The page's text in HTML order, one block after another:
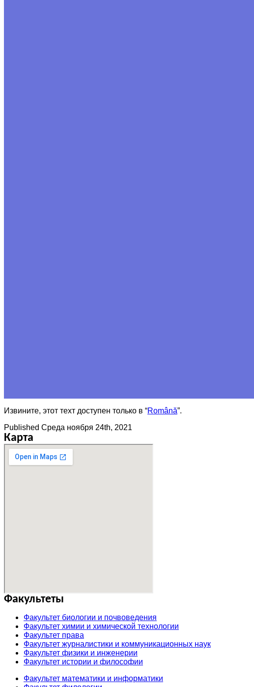
Извините, этот техт доступен только в “Română”.
Published Среда ноября 24th, 2021
Карта
Факультеты
Факультет биологии и почвоведения
Факультет химии и химической технологии
Факультет права
Факультет журналистики и коммуникационных наук
Факультет физики и инженерии
Факультет истории и философии
Факультет математики и информатики